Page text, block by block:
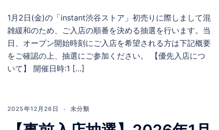
1月2日(金)の「instant渋谷ストア」初売りに際しまして混
雑緩和のため、ご入店の順番を決める抽選を行います。当
日、オープン開始時刻にご入店を希望される方は下記概要
をご確認の上、抽選にご参加ください。 【優先入店につ
いて】 開催日時:1 […]
2025年12月26日 未分類